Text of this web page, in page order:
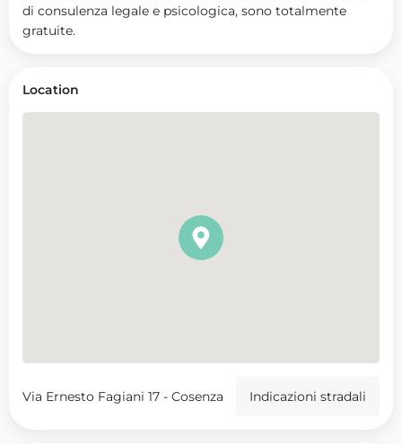
di consulenza legale e psicologica, sono totalmente
gratuite.
Location
Via Ernesto Fagiani 17 - Cosenza Indicazioni stradali